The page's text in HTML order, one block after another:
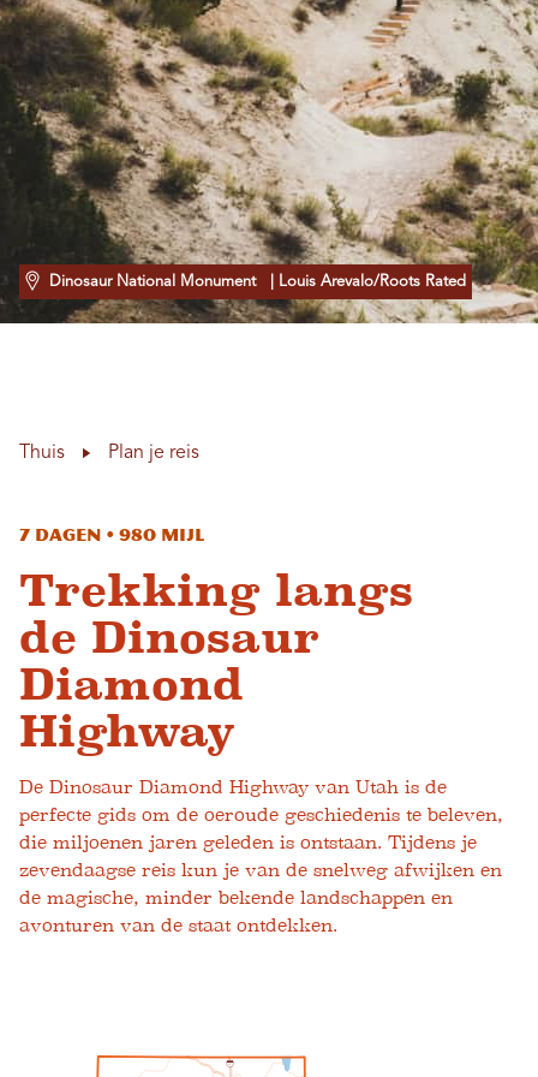
Dinosaur National Monument | Louis Arevalo/Roots Rated
Thuis Plan je reis
7 dagen • 980 mijl
Trekking langs
de Dinosaur
Diamond
Highway
De Dinosaur Diamond Highway van Utah is de
perfecte gids om de oeroude geschiedenis te beleven,
die miljoenen jaren geleden is ontstaan. Tijdens je
zevendaagse reis kun je van de snelweg afwijken en
de magische, minder bekende landschappen en
avonturen van de staat ontdekken.
15